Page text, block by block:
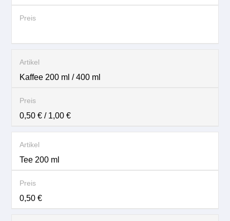
Kaffee 200 ml / 400 ml
0,50 € / 1,00 €
Tee 200 ml
0,50 €